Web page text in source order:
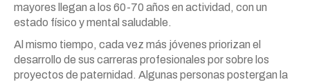
mayores llegan a los 60-70 años en actividad, con un
estado físico y mental saludable.
Al mismo tiempo, cada vez más jóvenes priorizan el
desarrollo de sus carreras profesionales por sobre los
proyectos de paternidad. Algunas personas postergan la